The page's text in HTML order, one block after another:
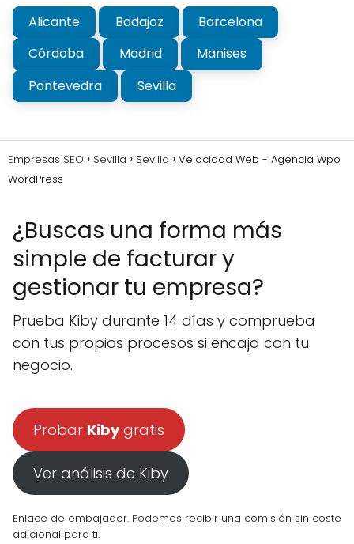
Alicante Badajoz
Barcelona
Córdoba
Madrid
Manises
Pontevedra
Sevilla
Empresas SEO Sevilla Sevilla
Velocidad Web - Agencia Wpo
WordPress
¿Buscas una forma más
simple de facturar y
gestionar tu empresa?
Prueba Kiby durante 14 días y comprueba
con tus propios procesos si encaja con tu
negocio.
Probar Kibygratis
Ver análisis de Kiby
Enlace de embajador. Podemos recibir una comisión sin coste
adicional para ti.